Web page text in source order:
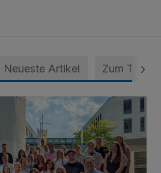
Neueste Artikel Zum Thema
bei der Stadt